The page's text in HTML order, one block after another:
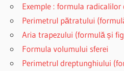
Exemple : formula radicalilor
Perimetrul pătratului
Aria trapezului (formulă și
Formula volumului sferei
Perimetrul dreptunghiului